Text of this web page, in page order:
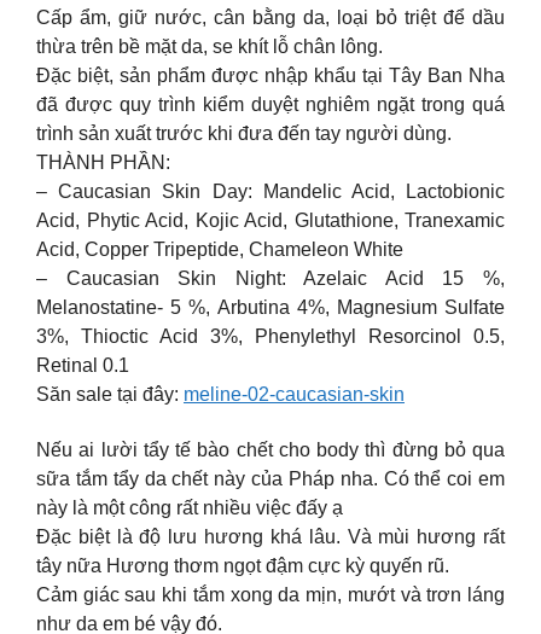
Cấp ẩm, giữ nước, cân bằng da, loại bỏ triệt để dầu
thừa trên bề mặt da, se khít lỗ chân lông.
Đặc biệt, sản phẩm được nhập khẩu tại Tây Ban Nha
đã được quy trình kiểm duyệt nghiêm ngặt trong quá
trình sản xuất trước khi đưa đến tay người dùng.
THÀNH PHẦN:
– Caucasian Skin Day: Mandelic Acid, Lactobionic
Acid, Phytic Acid, Kojic Acid, Glutathione, Tranexamic
Acid, Copper Tripeptide, Chameleon White
– Caucasian Skin Night: Azelaic Acid 15 %,
Melanostatine- 5 %, Arbutina 4%, Magnesium Sulfate
3%, Thioctic Acid 3%, Phenylethyl Resorcinol 0.5,
Retinal 0.1
Săn sale tại đây: meline-02-caucasian-skin
Nếu ai lười tẩy tế bào chết cho body thì đừng bỏ qua
sữa tắm tẩy da chết này của Pháp nha. Có thể coi em
này là một công rất nhiều việc đấy ạ
Đặc biệt là độ lưu hương khá lâu. Và mùi hương rất
tây nữa Hương thơm ngọt đậm cực kỳ quyến rũ.
Cảm giác sau khi tắm xong da mịn, mướt và trơn láng
như da em bé vậy đó.